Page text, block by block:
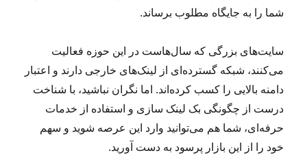
شما را به جایگاه مطلوب برساند.
سایت‌های بزرگی که سال‌هاست در این حوزه فعالیت
می‌کنند، شبکه گسترده‌ای از لینک‌های خارجی دارند و اعتبار
دامنه بالایی را کسب کرده‌اند. اما نگران نباشید، با شناخت
درست از چگونگی بک لینک سازی و استفاده از خدمات
حرفه‌ای، شما هم می‌توانید وارد این عرصه شوید و سهم
خود را از این بازار پرسود به دست آورید.